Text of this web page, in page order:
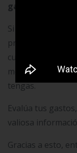
gastando.
Si no sabes en
presupuesto, qué
cuánto, será más
montos límites
tengas.
Evalúa tus
valiosa
Gracias a esto,